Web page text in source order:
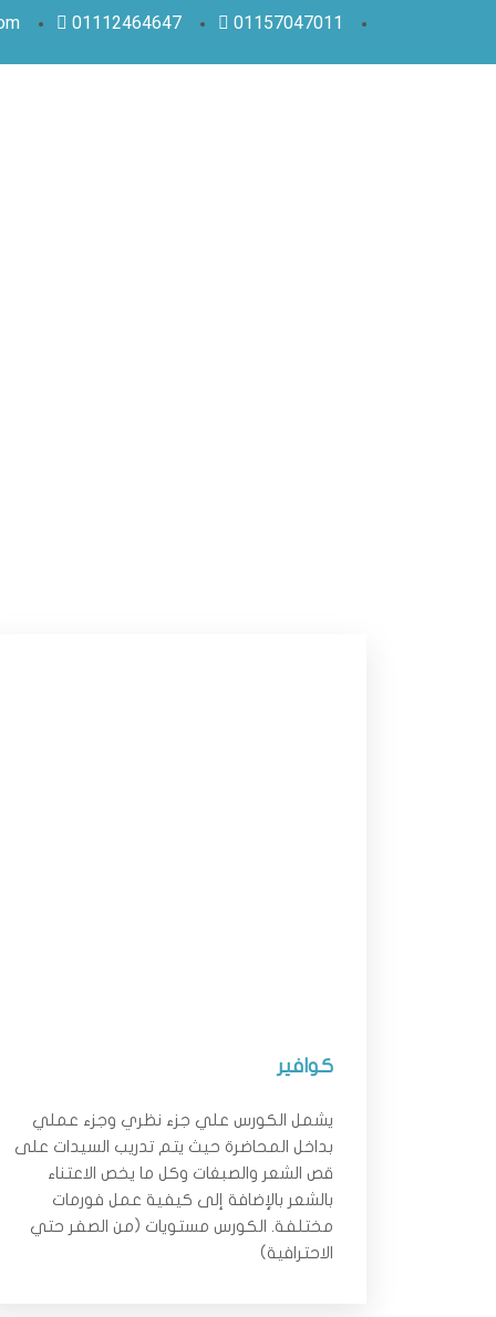
01157047011
01112464647
كوافير
يشمل الكورس علي جزء نظري وجزء عملي
بداخل المحاضرة حيث يتم تدريب السيدات على
قص الشعر والصبغات وكل ما يخص الاعتناء
بالشعر بالإضافة إلى كيفية عمل فورمات
مختلفة. الكورس مستويات (من الصفر حتي
الاحترافية)